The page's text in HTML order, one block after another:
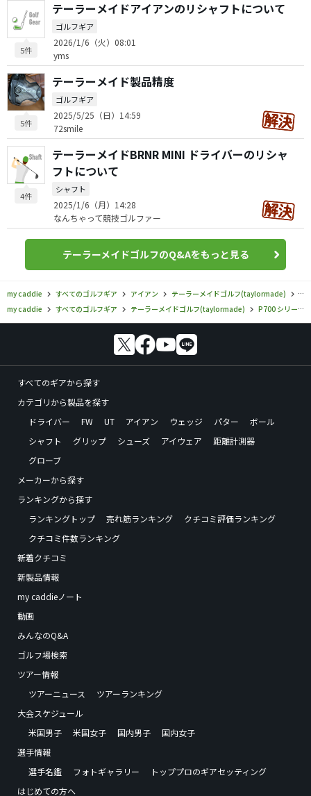
5件
テーラーメイドアイアンのリシャフトについて
ゴルフギア
2026/1/6（火）08:01
yms
5件
テーラーメイド製品精度
ゴルフギア
2025/5/25（日）14:59
72smile
4件
テーラーメイドBRNR MINI ドライバーのリシャ
フトについて
シャフト
2025/1/6（月）14:28
なんちゃって競技ゴルファー
テーラーメイドゴルフのQ&Aをもっと見る
my caddie すべてのゴルフギア アイアン テーラーメイドゴルフ(taylormade)
my caddie
すべてのゴルフギア テーラーメイドゴルフ(taylormade) P700 シリーズ
すべてのギアから探す
カテゴリから製品を探す
ドライバー
FW UT アイアン ウェッジ パター
ボール
シャフト
グリップ シューズ アイウェア
距離計測器
グローブ
メーカーから探す
ランキングから探す
ランキングトップ
売れ筋ランキング
クチコミ評価ランキング
クチコミ件数ランキング
新着クチコミ
新製品情報
my caddieノート
動画
みんなのQ&A
ゴルフ場検索
ツアー情報
ツアーニュース
ツアーランキング
大会スケジュール
米国男子
米国女子 国内男子
国内女子
選手情報
選手名鑑
フォトギャラリー
トッププロのギアセッティング
はじめての方へ